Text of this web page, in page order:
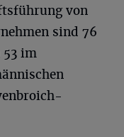
von
sind 76
53 im